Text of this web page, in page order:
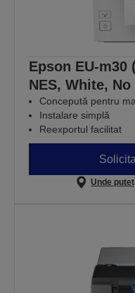
Epson EU-m30
NES, White,
Concepută pentru
Instalare simplă
Reexportul facilitat
Unde